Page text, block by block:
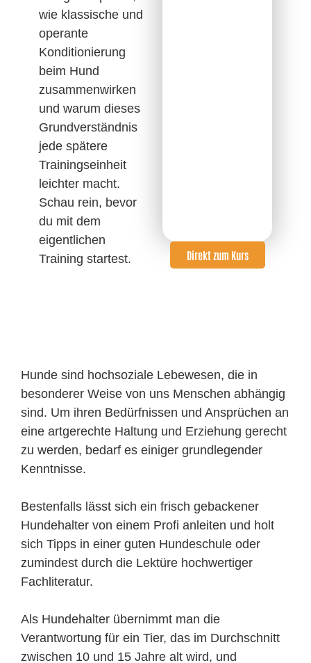
wie klassische und
operante
Konditionierung
beim Hund
zusammenwirken
und warum dieses
Grundverständnis
jede spätere
Trainingseinheit
leichter macht.
Schau rein, bevor
du mit dem
eigentlichen
Training startest.
Direkt zum Kurs
Hunde sind hochsoziale Lebewesen, die in
besonderer Weise von uns Menschen abhängig
sind. Um ihren Bedürfnissen und Ansprüchen an
eine artgerechte Haltung und Erziehung gerecht
zu werden, bedarf es einiger grundlegender
Kenntnisse.
Bestenfalls lässt sich ein frisch gebackener
Hundehalter von einem Profi anleiten und holt
sich Tipps in einer guten Hundeschule oder
zumindest durch die Lektüre hochwertiger
Fachliteratur.
Als Hundehalter übernimmt man die
Verantwortung für ein Tier, das im Durchschnitt
zwischen 10 und 15 Jahre alt wird, und